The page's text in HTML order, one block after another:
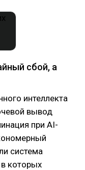
сбой, а
интеллекта
вывод
при AI-
система
которых